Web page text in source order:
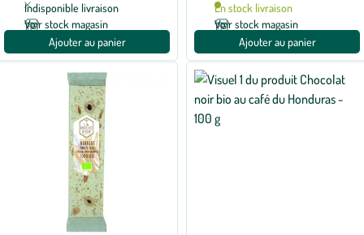
Indisponible livraison
Voir stock magasin
Ajouter au panier
En stock livraison
Voir stock magasin
Ajouter au panier